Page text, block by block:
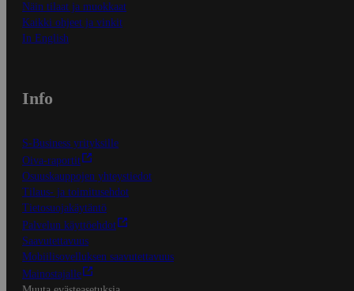
Näin tilaat ja muokkaat
Kaikki ohjeet ja vinkit
In English
Info
S-Business yrityksille
Oiva-raportit
Osuuskauppojen yhteystiedot
Tilaus- ja toimitusehdot
Tietosuojakäytäntö
Palvelun käyttöehdot
Saavutettavuus
Mobiilisovelluksen saavutettavuus
Mainostajalle